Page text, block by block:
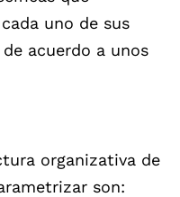
uno de sus
acuerdo a unos
organizativa de
son: